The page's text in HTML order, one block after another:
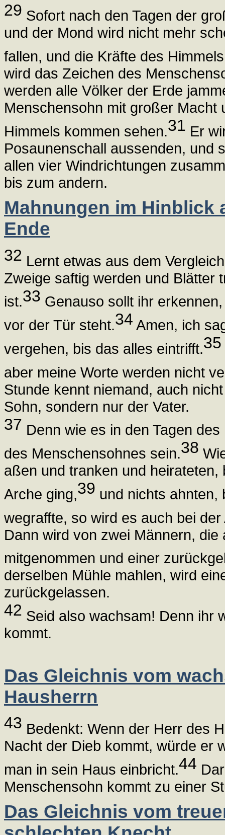
29 Sofort nach den Tagen der
und der Mond wird nicht mehr
fallen, und die Kräfte des
wird das Zeichen des
werden alle Völker der Erde
Menschensohn mit großer Macht
Himmels kommen sehen.31 Er
Posaunenschall aussenden, und
allen vier Windrichtungen
bis zum andern.
Mahnungen im Hinblick
Ende
32 Lernt etwas aus dem
Zweige saftig werden und Blätter
ist.33 Genauso sollt ihr
vor der Tür steht.34 Amen, ich
vergehen, bis das alles eintrifft.35
aber meine Worte werden nicht
Stunde kennt niemand, auch
Sohn, sondern nur der Vater.
37 Denn wie es in den Tagen
des Menschensohnes sein.38
aßen und tranken und
Arche ging,39 und nichts ahnten,
wegraffte, so wird es auch bei
Dann wird von zwei Männern,
mitgenommen und einer
derselben Mühle mahlen, wird
zurückgelassen.
42 Seid also wachsam! Denn ihr
kommt.
Das Gleichnis vom
Hausherrn
43 Bedenkt: Wenn der Herr des
Nacht der Dieb kommt, würde er
man in sein Haus einbricht.44
Menschensohn kommt zu einer
Das Gleichnis vom